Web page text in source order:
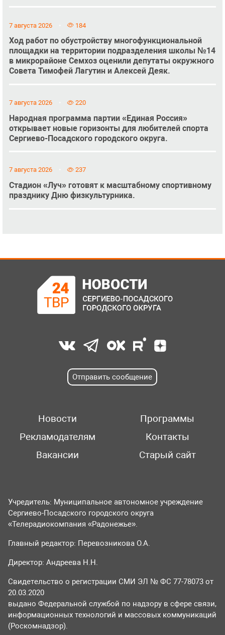
7 августа 2026 184
Ход работ по обустройству многофункциональной
площадки на территории подразделения школы №14
в микрорайоне Семхоз оценили депутаты окружного
Совета Тимофей Лагутин и Алексей Деяк.
7 августа 2026 220
Народная программа партии «Единая Россия»
открывает новые горизонты для любителей спорта
Сергиево-Посадского городского округа.
7 августа 2026 237
Стадион «Луч» готовят к масштабному спортивному
празднику Дню физкультурника.
Отправить сообщение
Новости
Программы
Рекламодателям
Контакты
Вакансии
Старый сайт
Учредитель: Муниципальное автономное учреждение
Сергиево-Посадского городского округа
«Телерадиокомпания «Радонежье».
Главный редактор: Перевозникова О.А.
Директор: Андреева Н.Н.
Свидетельство о регистрации СМИ ЭЛ № ФС 77-78073 от
20.03.2020
выдано Федеральной службой по надзору в сфере связи,
информационных технологий и массовых коммуникаций
(Роскомнадзор).